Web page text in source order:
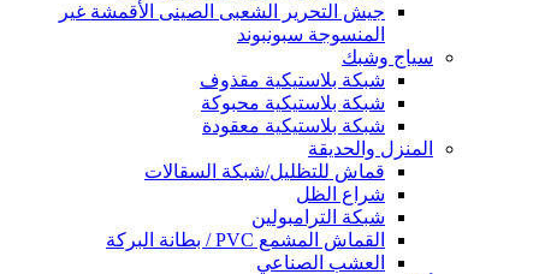
جيش التحرير الشعبى الصينى الأقمشة غير
المنسوجة سبونبوند
سياج وشبك
شبكة بلاستيكية مقذوف
شبكة بلاستيكية محبوكة
شبكة بلاستيكية معقودة
المنزل والحديقة
قماش للتظليل/شبكة السقالات
شراع الظل
شبكة الترامبولين
القماش المشمع PVC / بطانة البركة
العشب الصناعي